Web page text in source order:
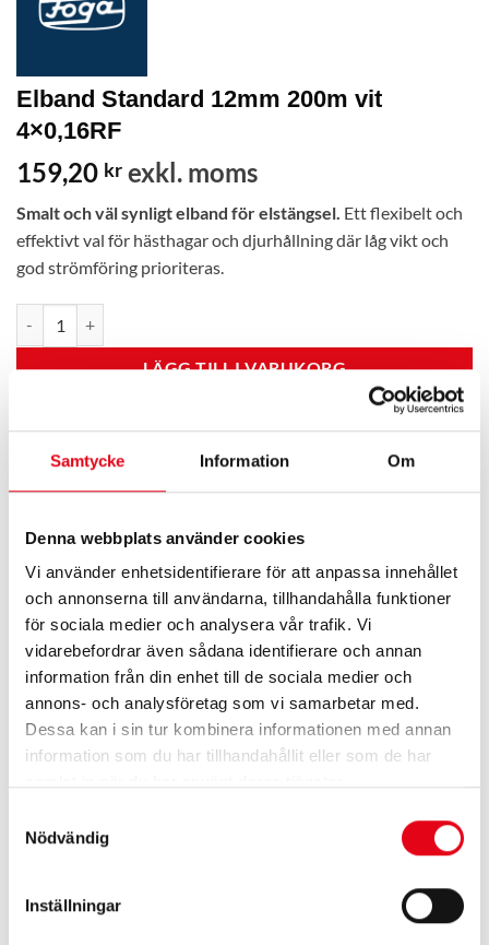
Samtycke Information Om
Denna webbplats använder cookies
Vi använder enhetsidentifierare för att anpassa innehållet
och annonserna till användarna, tillhandahålla funktioner
för sociala medier och analysera vår trafik. Vi
vidarebefordrar även sådana identifierare och annan
information från din enhet till de sociala medier och
annons- och analysföretag som vi samarbetar med.
Dessa kan i sin tur kombinera informationen med annan
information som du har tillhandahållit eller som de har
Nödvändig
Inställningar
Elband Standard 12mm 200m vit
4×0,16RF
159,20 kr exkl. moms
Smalt och väl synligt elband för elstängsel. Ett flexibelt och
effektivt val för hästhagar och djurhållning där låg vikt och
god strömföring prioriteras.
Elband Standard 12mm 200m vit 4x0,16RF mängd
LÄGG TILL I VARUKORG
Artikelnr:89508891
Kategori:Tråd & band
BESKRIVNING
Smalt elband för effektiva hagar
djurhagar.
säkerhet för djuren.